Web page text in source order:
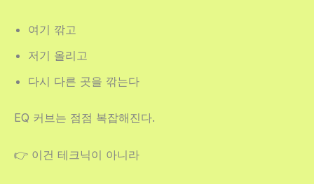
여기 깎고
저기 올리고
다시 다른 곳을 깎는다
EQ 커브는 점점 복잡해진다.
👉 이건 테크닉이 아니라